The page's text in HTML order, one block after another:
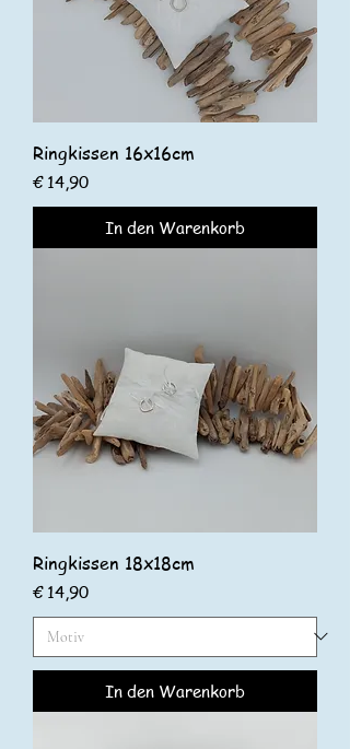
Ringkissen 16x16cm
Preis
€ 14,90
In den Warenkorb
Ringkissen 18x18cm
Preis
€ 14,90
In den Warenkorb